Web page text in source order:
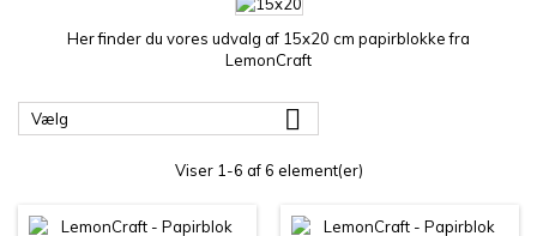
Her finder du vores udvalg af 15x20 cm papirblokke fra
LemonCraft
Vælg 
Viser 1-6 af 6 element(er)